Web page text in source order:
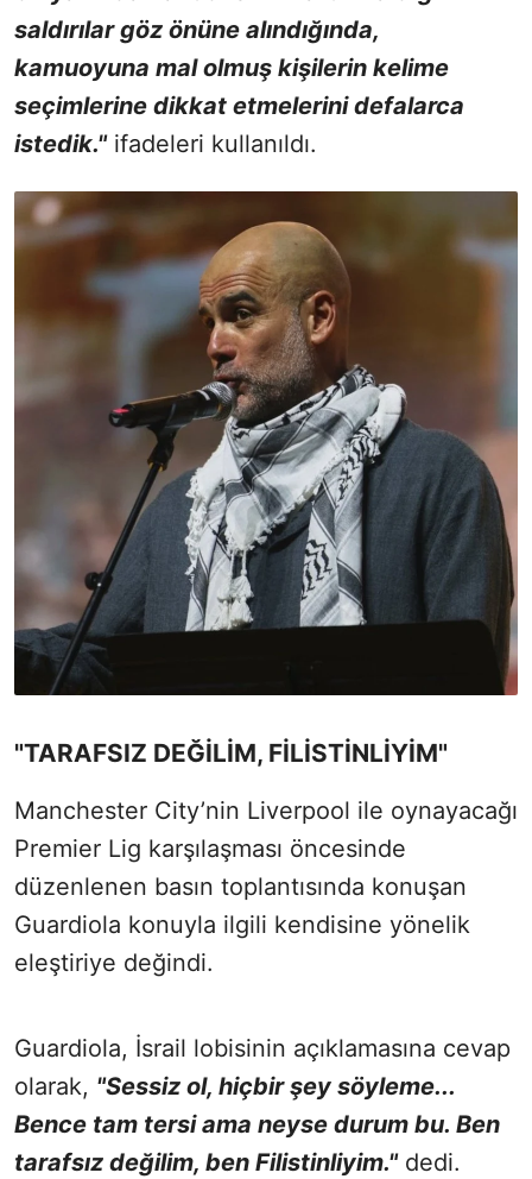
saldırılar göz önüne alındığında,
kamuoyuna mal olmuş kişilerin kelime
seçimlerine dikkat etmelerini defalarca
istedik."ifadeleri kullanıldı.
"TARAFSIZ DEĞİLİM, FİLİSTİNLİYİM"
Manchester City’nin Liverpool ile oynayacağı
Premier Lig karşılaşması öncesinde
düzenlenen basın toplantısında konuşan
Guardiola konuyla ilgili kendisine yönelik
eleştiriye değindi.
Guardiola, İsrail lobisinin açıklamasına cevap
olarak, "Sessiz ol, hiçbir şey söyleme...
Bence tam tersi ama neyse durum bu. Ben
tarafsız değilim, ben Filistinliyim."dedi.